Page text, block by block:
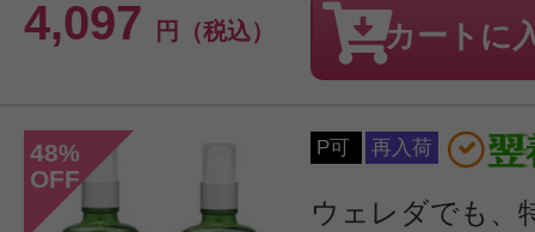
4,097 円（税込） カートに
48%
OFF
P可 再入荷
ウェレダでも、